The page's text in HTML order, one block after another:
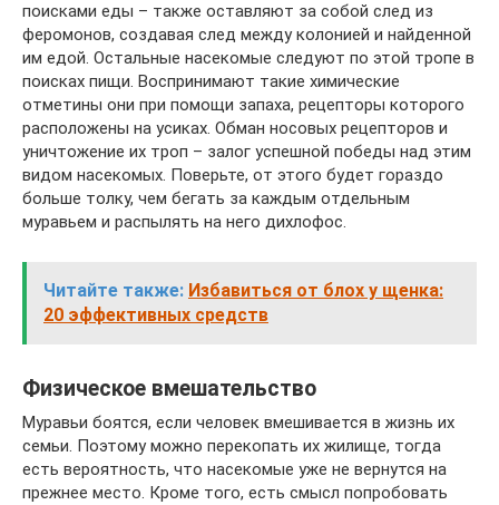
поисками еды – также оставляют за собой след из
феромонов, создавая след между колонией и найденной
им едой. Остальные насекомые следуют по этой тропе в
поисках пищи. Воспринимают такие химические
отметины они при помощи запаха, рецепторы которого
расположены на усиках. Обман носовых рецепторов и
уничтожение их троп – залог успешной победы над этим
видом насекомых. Поверьте, от этого будет гораздо
больше толку, чем бегать за каждым отдельным
муравьем и распылять на него дихлофос.
Читайте также: Избавиться от блох у щенка:
20 эффективных средств
Физическое вмешательство
Муравьи боятся, если человек вмешивается в жизнь их
семьи. Поэтому можно перекопать их жилище, тогда
есть вероятность, что насекомые уже не вернутся на
прежнее место. Кроме того, есть смысл попробовать